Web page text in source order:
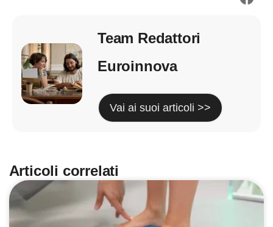
Team Redattori
Euroinnova
Vai ai suoi articoli >>
Articoli correlati